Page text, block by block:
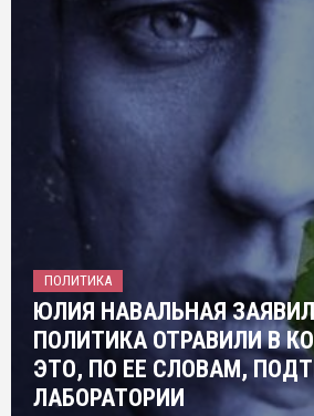
ПОЛИТИКА
ЮЛИЯ НАВАЛЬНАЯ
ПОЛИТИКА ОТРАВИЛИ В
ЭТО, ПО ЕЕ СЛОВАМ,
ЛАБОРАТОРИИ